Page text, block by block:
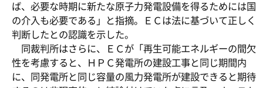
ば、必要な時期に新たな原子力発電設備を得るためには国
の介入も必要である」と指摘。ＥＣは法に基づいて正しく
判断したとの認識を示した。
同裁判所はさらに、ＥＣが「再生可能エネルギーの間欠
性を考慮すると、ＨＰＣ発電所の建設工事と同じ期間内
に、同発電所と同じ容量の風力発電所が建設できると期待